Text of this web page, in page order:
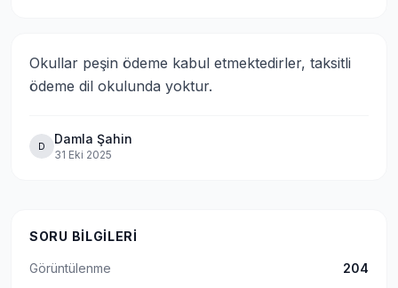
Okullar peşin ödeme kabul etmektedirler, taksitli
ödeme dil okulunda yoktur.
D Damla Şahin
31 Eki 2025
SORU BILGILERI
Görüntülenme
204